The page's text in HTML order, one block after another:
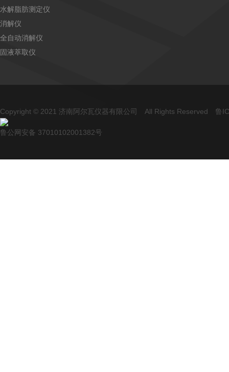
水解脂肪测定仪
消解仪
全自动消解仪
固液萃取仪
Copyright © 2021 济南阿尔瓦仪器有限公司 All Rights Reserved 鲁
鲁公网安备 37010102001382号